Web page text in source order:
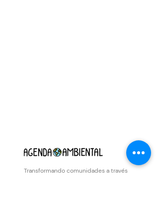
Transformando comunidades a través